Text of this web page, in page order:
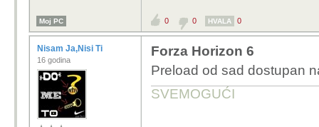
Moj PC 0 0 HVALA 0
Nisam Ja,Nisi Ti
16 godina
Forza Horizon 6
Preload od sad dostupan
SVEMOGUĆI